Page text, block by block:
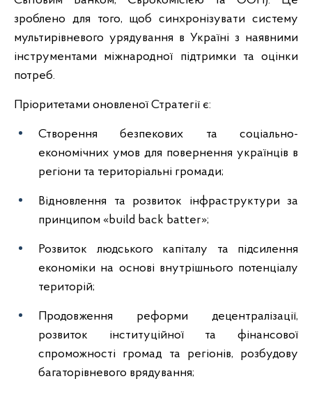
зроблено для того, щоб синхронізувати систему
мультирівневого урядування в Україні з наявними
інструментами міжнародної підтримки та оцінки
потреб.
Пріоритетами оновленої Стратегії є:
Створення безпекових та соціально-
економічних умов для повернення українців в
регіони та територіальні громади;
Відновлення та розвиток інфраструктури за
принципом «build back batter»;
Розвиток людського капіталу та підсилення
економіки на основі внутрішнього потенціалу
територій;
Продовження реформи децентралізації,
розвиток інституційної та фінансової
спроможності громад та регіонів, розбудову
багаторівневого врядування;